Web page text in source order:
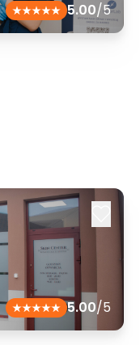
5.00/5
5.00/5